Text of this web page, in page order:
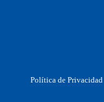
Política de Privacidad